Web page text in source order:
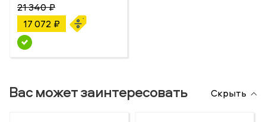
21 340 ₽
17 072 ₽
Вас может заинтересовать Скрыть